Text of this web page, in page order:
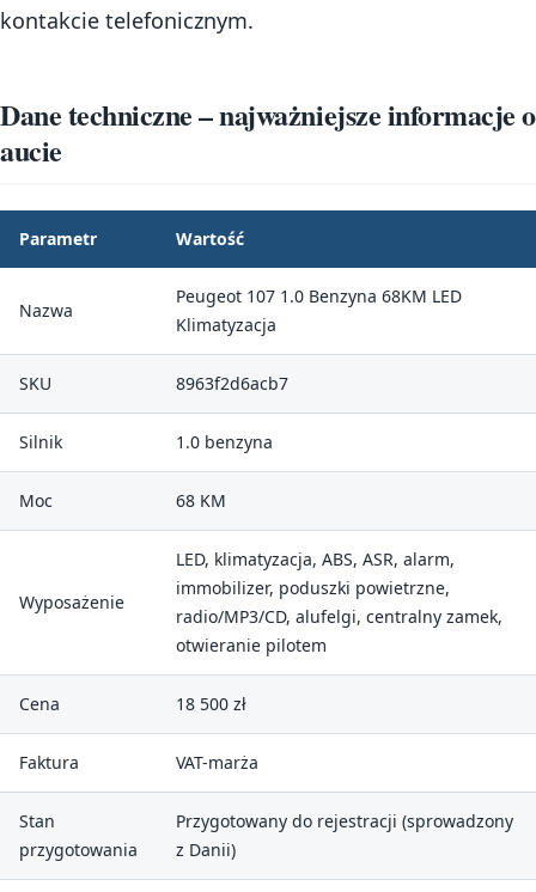
kontakcie telefonicznym.
Dane techniczne – najważniejsze informacje o
aucie
Parametr Wartość
Nazwa
Peugeot 107 1.0 Benzyna 68KM LED
Klimatyzacja
SKU 8963f2d6acb7
Silnik 1.0 benzyna
Moc 68 KM
Wyposażenie
LED, klimatyzacja, ABS, ASR, alarm,
immobilizer, poduszki powietrzne,
radio/MP3/CD, alufelgi, centralny zamek,
otwieranie pilotem
Cena 18 500 zł
Faktura VAT-marża
Stan
przygotowania
Przygotowany do rejestracji (sprowadzony
z Danii)